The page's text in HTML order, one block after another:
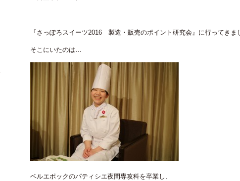
『さっぽろスイーツ2016 製造・販売のポイント研究会』に行ってきま
そこにいたのは…
ベルエポックのパティシエ夜間専攻科を卒業し、